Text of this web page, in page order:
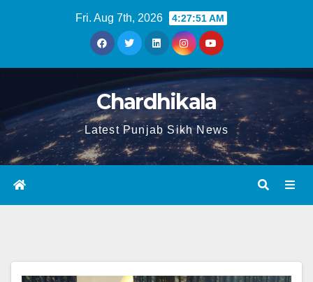
Fri. Aug 7th, 2026 4:27:51 AM
Chardhikala
Latest Punjab Sikh News